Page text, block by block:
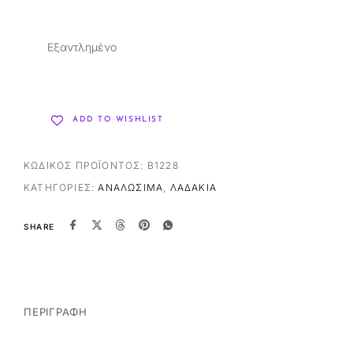
Εξαντλημένο
ADD TO WISHLIST
ΚΩΔΙΚΌΣ ΠΡΟΪΌΝΤΟΣ: B1228
ΚΑΤΗΓΟΡΊΕΣ:ΑΝΑΛΏΣΙΜΑ, ΛΑΔΆΚΙΑ
SHARE
ΠΕΡΙΓΡΑΦΉ